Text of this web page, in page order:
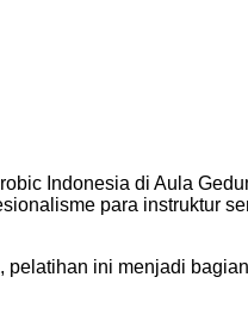
Indonesia di Aula
para instruktur
pelatihan ini menjadi